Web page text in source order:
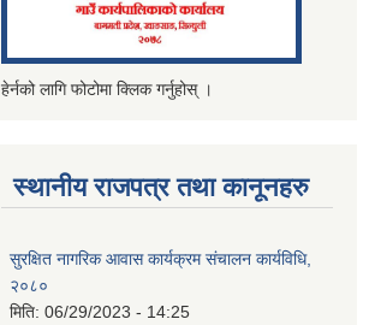
हेर्नको लागि फोटोमा क्लिक गर्नुहोस् ।
स्थानीय राजपत्र तथा कानूनहरु
सुरक्षित नागरिक आवास कार्यक्रम संचालन कार्यविधि,
२०८०
मिति: 06/29/2023 - 14:25